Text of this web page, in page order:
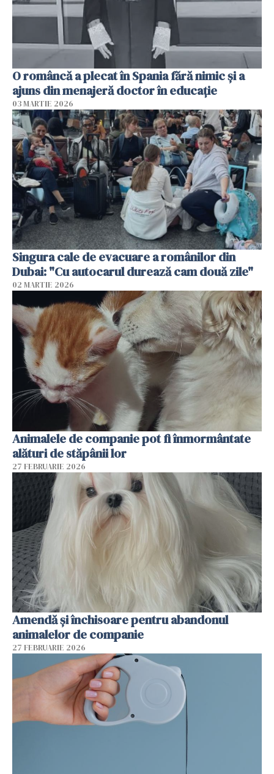
O româncă a plecat în Spania fără nimic și a
ajuns din menajeră doctor în educație
03 MARTIE 2026
Singura cale de evacuare a românilor din
Dubai: "Cu autocarul durează cam două zile"
02 MARTIE 2026
Animalele de companie pot fi înmormântate
alături de stăpânii lor
27 FEBRUARIE 2026
Amendă și închisoare pentru abandonul
animalelor de companie
27 FEBRUARIE 2026